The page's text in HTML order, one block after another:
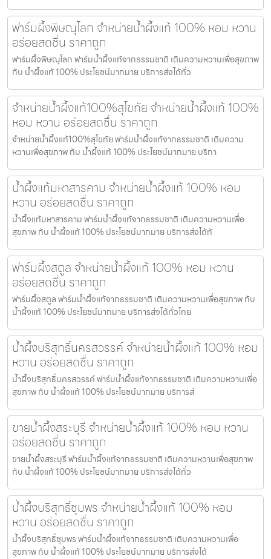
ฟาร์มผึ้งพิษณุโลก จำหน่ายน้ำผึ้งแท้ 100% หอม หวาน
อร่อยสดชื่น ราคาถูก
ฟาร์มผึ้งพิษณุโลก ฟาร์มน้ำผึ้งแท้จากธรรมชาติ เติมความหวานเพื่อสุขภาพ
กับ น้ำผึ้งแท้ 100% ประโยชน์มากมาย บริการส่งได้ทั่ว
จำหน่ายน้ำผึ้งแท้100%สุโขทัย จำหน่ายน้ำผึ้งแท้ 100%
หอม หวาน อร่อยสดชื่น ราคาถูก
จำหน่ายน้ำผึ้งแท้100%สุโขทัย ฟาร์มน้ำผึ้งแท้จากธรรมชาติ เติมความ
หวานเพื่อสุขภาพ กับ น้ำผึ้งแท้ 100% ประโยชน์มากมาย บริกา
น้ำผึ้งแท้มหาสารคาม จำหน่ายน้ำผึ้งแท้ 100% หอม
หวาน อร่อยสดชื่น ราคาถูก
น้ำผึ้งแท้มหาสารคาม ฟาร์มน้ำผึ้งแท้จากธรรมชาติ เติมความหวานเพื่อ
สุขภาพ กับ น้ำผึ้งแท้ 100% ประโยชน์มากมาย บริการส่งได้ทั
ฟาร์มผึ้งสตูล จำหน่ายน้ำผึ้งแท้ 100% หอม หวาน
อร่อยสดชื่น ราคาถูก
ฟาร์มผึ้งสตูล ฟาร์มน้ำผึ้งแท้จากธรรมชาติ เติมความหวานเพื่อสุขภาพ กับ
น้ำผึ้งแท้ 100% ประโยชน์มากมาย บริการส่งได้ทั่วไทย
น้ำผึ้งบริสุทธิ์นครสวรรค์ จำหน่ายน้ำผึ้งแท้ 100% หอม
หวาน อร่อยสดชื่น ราคาถูก
น้ำผึ้งบริสุทธิ์นครสวรรค์ ฟาร์มน้ำผึ้งแท้จากธรรมชาติ เติมความหวานเพื่อ
สุขภาพ กับ น้ำผึ้งแท้ 100% ประโยชน์มากมาย บริการส่
ขายน้ำผึ้งสระบุรี จำหน่ายน้ำผึ้งแท้ 100% หอม หวาน
อร่อยสดชื่น ราคาถูก
ขายน้ำผึ้งสระบุรี ฟาร์มน้ำผึ้งแท้จากธรรมชาติ เติมความหวานเพื่อสุขภาพ
กับ น้ำผึ้งแท้ 100% ประโยชน์มากมาย บริการส่งได้ทั่ว
น้ำผึ้งบริสุทธิ์ชุมพร จำหน่ายน้ำผึ้งแท้ 100% หอม
หวาน อร่อยสดชื่น ราคาถูก
น้ำผึ้งบริสุทธิ์ชุมพร ฟาร์มน้ำผึ้งแท้จากธรรมชาติ เติมความหวานเพื่อ
สุขภาพ กับ น้ำผึ้งแท้ 100% ประโยชน์มากมาย บริการส่งได้